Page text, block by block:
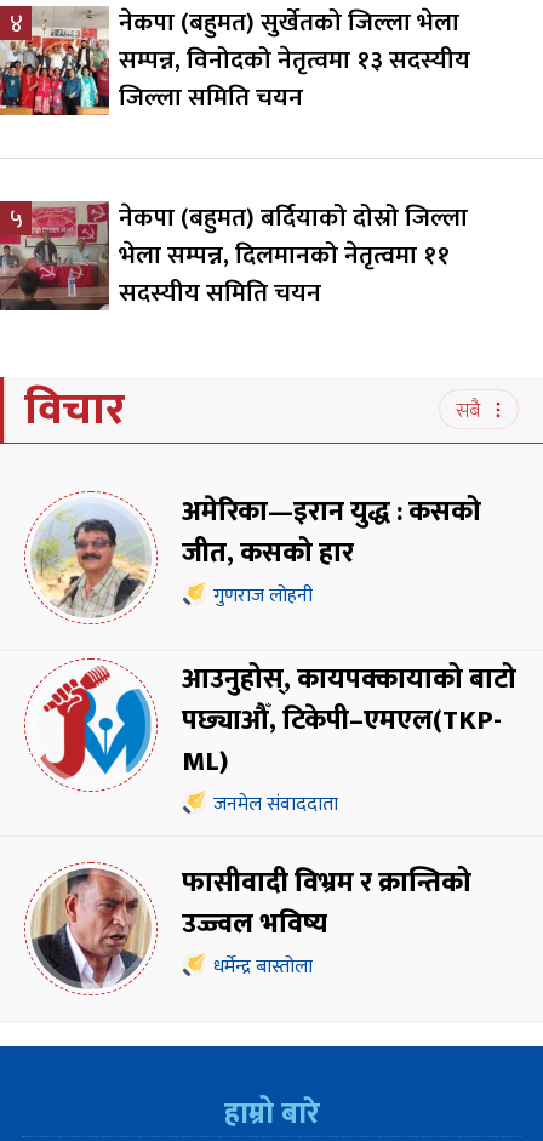
४
नेकपा (बहुमत) सुर्खेतको जिल्ला भेला
सम्पन्न, विनोदको नेतृत्वमा १३ सदस्यीय
जिल्ला समिति चयन
५
नेकपा (बहुमत) बर्दियाको दोस्रो जिल्ला
भेला सम्पन्न, दिलमानको नेतृत्वमा ११
सदस्यीय समिति चयन
विचार सबै
अमेरिका—इरान युद्ध : कसको
जीत, कसको हार
गुणराज लोहनी
आउनुहोस्, कायपक्कायाको बाटो
पछ्याऔँ, टिकेपी–एमएल(TKP-
ML)
जनमेल संवाददाता
फासीवादी विभ्रम र क्रान्तिको
उज्ज्वल भविष्य
धर्मेन्द्र बास्तोला
हाम्रो बारे